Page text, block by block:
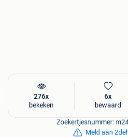
276x
bekeken
6x
bewaard
Zoekertjesnummer:
Meld aan